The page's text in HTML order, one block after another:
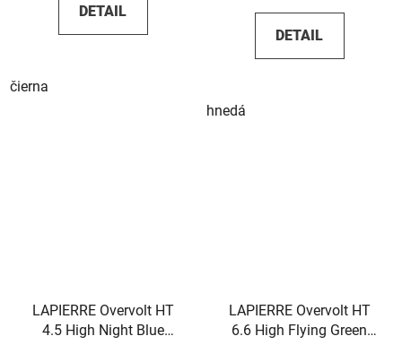
DETAIL
čierna
DETAIL
hnedá
LAPIERRE Overvolt HT
4.5 High Night Blue
LAPIERRE Overvolt HT
6.6 High Flying Green